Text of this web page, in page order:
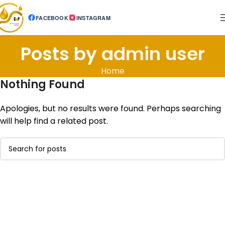
FACEBOOK INSTAGRAM
Posts byadmin user
Home
Nothing Found
Apologies, but no results were found. Perhaps searching
will help find a related post.